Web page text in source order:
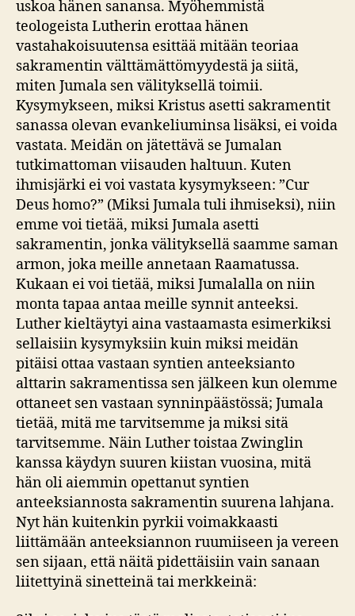
uskoa hänen sanansa. Myöhemmistä
teologeista Lutherin erottaa hänen
vastahakoisuutensa esittää mitään teoriaa
sakramentin välttämättömyydestä ja siitä,
miten Jumala sen välityksellä toimii.
Kysymykseen, miksi Kristus asetti sakramentit
sanassa olevan evankeliuminsa lisäksi, ei voida
vastata. Meidän on jätettävä se Jumalan
tutkimattoman viisauden haltuun. Kuten
ihmisjärki ei voi vastata kysymykseen: ”Cur
Deus homo?” (Miksi Jumala tuli ihmiseksi), niin
emme voi tietää, miksi Jumala asetti
sakramentin, jonka välityksellä saamme saman
armon, joka meille annetaan Raamatussa.
Kukaan ei voi tietää, miksi Jumalalla on niin
monta tapaa antaa meille synnit anteeksi.
Luther kieltäytyi aina vastaamasta esimerkiksi
sellaisiin kysymyksiin kuin miksi meidän
pitäisi ottaa vastaan syntien anteeksianto
alttarin sakramentissa sen jälkeen kun olemme
ottaneet sen vastaan synninpäästössä; Jumala
tietää, mitä me tarvitsemme ja miksi sitä
tarvitsemme. Näin Luther toistaa Zwinglin
kanssa käydyn suuren kiistan vuosina, mitä
hän oli aiemmin opettanut syntien
anteeksiannosta sakramentin suurena lahjana.
Nyt hän kuitenkin pyrkii voimakkaasti
liittämään anteeksiannon ruumiiseen ja vereen
sen sijaan, että näitä pidettäisiin vain sanaan
liitettyinä sinetteinä tai merkkeinä: